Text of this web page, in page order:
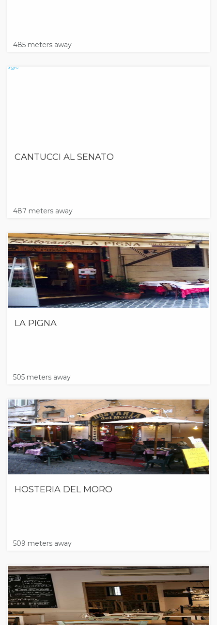
485 meters away
CANTUCCI AL SENATO
487 meters away
LA PIGNA
505 meters away
HOSTERIA DEL MORO
509 meters away